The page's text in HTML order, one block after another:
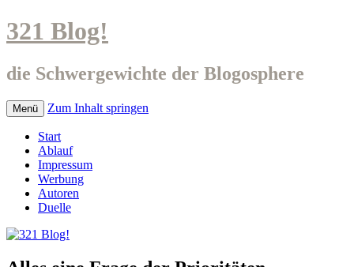
321 Blog!
die Schwergewichte der Blogosphere
Menü Zum Inhalt springen
Start
Ablauf
Impressum
Werbung
Autoren
Duelle